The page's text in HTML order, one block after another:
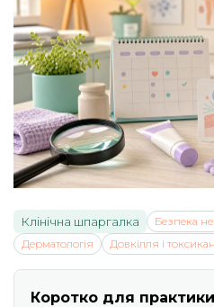
Клінічна шпаргалка Безпека
Дерматологія
Довкілля і
Коротко для